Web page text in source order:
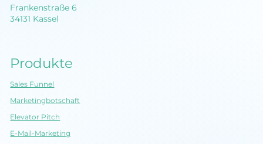
Frankenstraße 6
34131 Kassel
Produkte
Sales Funnel
Marketingbotschaft
Elevator Pitch
E-Mail-Marketing